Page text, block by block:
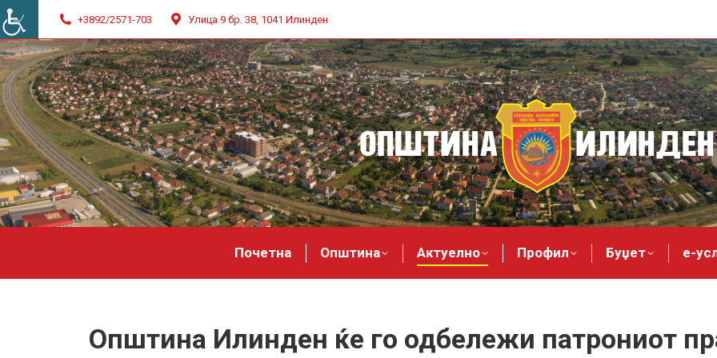
+3892/2571-703 Улица 9 бр. 38, 1041 Илинден
Почетна Општина Актуелно Профил Буџет е-
Општина Илинден ќе го одбележи патрониот